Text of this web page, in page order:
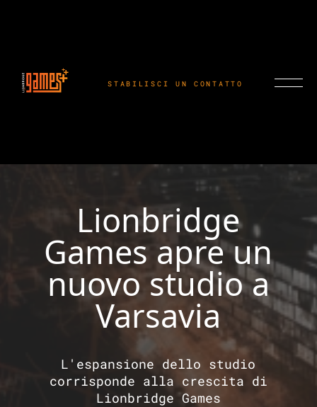
STABILISCI UN CONTATTO
Lionbridge
Games apre un
nuovo studio a
Varsavia
L'espansione dello studio
corrisponde alla crescita di
Lionbridge Games